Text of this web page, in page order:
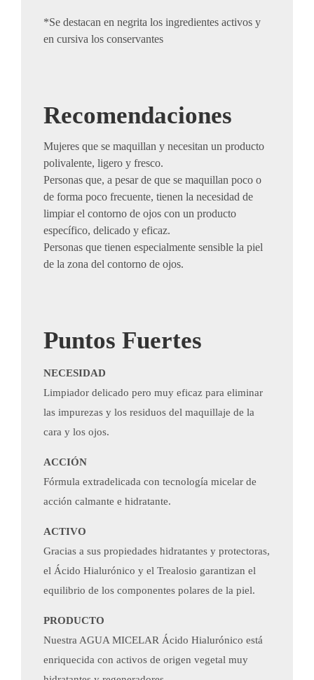
*Se destacan en negrita los ingredientes activos y
en cursiva los conservantes
Recomendaciones
Mujeres que se maquillan y necesitan un producto
polivalente, ligero y fresco.
Personas que, a pesar de que se maquillan poco o
de forma poco frecuente, tienen la necesidad de
limpiar el contorno de ojos con un producto
específico, delicado y eficaz.
Personas que tienen especialmente sensible la piel
de la zona del contorno de ojos.
Puntos Fuertes
NECESIDAD
Limpiador delicado pero muy eficaz para eliminar
las impurezas y los residuos del maquillaje de la
cara y los ojos.
ACCIÓN
Fórmula extradelicada con tecnología micelar de
acción calmante e hidratante.
ACTIVO
Gracias a sus propiedades hidratantes y protectoras,
el Ácido Hialurónico y el Trealosio garantizan el
equilibrio de los componentes polares de la piel.
PRODUCTO
Nuestra AGUA MICELAR Ácido Hialurónico​ está
enriquecida con activos de origen vegetal muy